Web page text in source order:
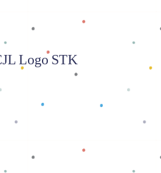
Logo STK
selengkapnya